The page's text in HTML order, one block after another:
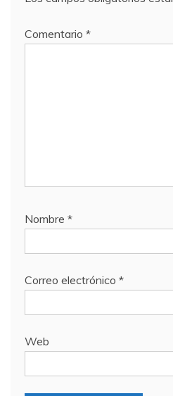
Comentario *
Nombre *
Correo electrónico *
Web